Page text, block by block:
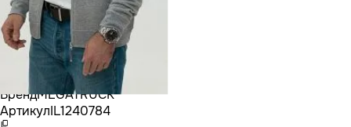
БрендMEGATRUCK
АртикулIL1240784